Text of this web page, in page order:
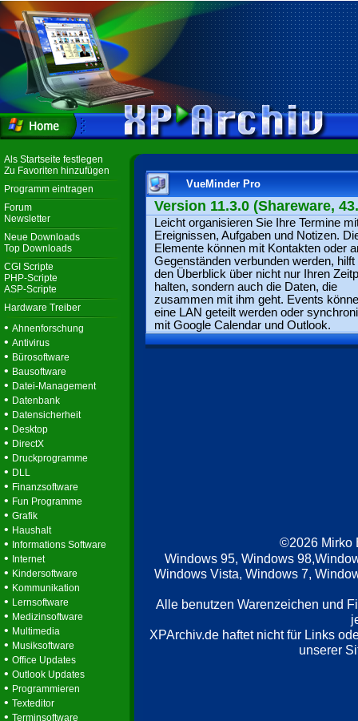
Als Startseite festlegen
Zu Favoriten hinzufügen
Programm eintragen
Forum
Newsletter
Neue Downloads
Top Downloads
CGI Scripte
PHP-Scripte
ASP-Scripte
Hardware Treiber
• Ahnenforschung
• Antivirus
• Bürosoftware
• Bausoftware
• Datei-Management
• Datenbank
• Datensicherheit
• Desktop
• DirectX
• Druckprogramme
• DLL
• Finanzsoftware
• Fun Programme
• Grafik
• Haushalt
• Informations Software
• Internet
• Kindersoftware
• Kommunikation
• Lernsoftware
• Medizinsoftware
• Multimedia
• Musiksoftware
• Office Updates
• Outlook Updates
• Programmieren
• Texteditor
• Terminsoftware
VueMinder Pro
Version 11.3.0 (Shareware,
Leicht organisieren Sie Ihre Termine
Ereignissen, Aufgaben und Notizen.
Elemente können mit Kontakten oder
Gegenständen verbunden werden, hilft
den Überblick über nicht nur Ihren
halten, sondern auch die Daten, die
zusammen mit ihm geht. Events
eine LAN geteilt werden oder
mit Google Calendar und Outlook.
©2026 Mirko
Windows 95, Windows
Windows Vista, Windows 7,
Alle benutzen Warenzeichen und
XPArchiv.de haftet nicht für Links
unserer